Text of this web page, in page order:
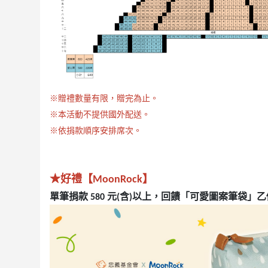
※贈禮數量有限，贈完為止。
※本活動不提供國外配送。
※依捐款順序安排席次。
★好禮【MoonRock】
單筆捐款 580 元(含)以上，回饋「可愛圖案筆袋 」